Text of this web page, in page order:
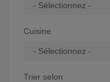
Cuisine
Trier selon